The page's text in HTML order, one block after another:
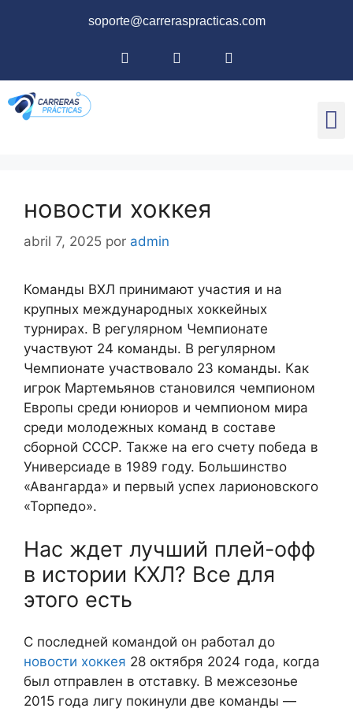
soporte@carreraspracticas.com
новости хоккея
abril 7, 2025 por admin
Команды ВХЛ принимают участия и на
крупных международных хоккейных
турнирах. В регулярном Чемпионате
участвуют 24 команды. В регулярном
Чемпионате участвовало 23 команды. Как
игрок Мартемьянов становился чемпионом
Европы среди юниоров и чемпионом мира
среди молодежных команд в составе
сборной СССР. Также на его счету победа в
Универсиаде в 1989 году. Большинство
«Авангарда» и первый успех ларионовского
«Торпедо».
Нас ждет лучший плей-офф
в истории КХЛ? Все для
этого есть
С последней командой он работал до
новости хоккея 28 октября 2024 года, когда
был отправлен в отставку. В межсезонье
2015 года лигу покинули две команды —